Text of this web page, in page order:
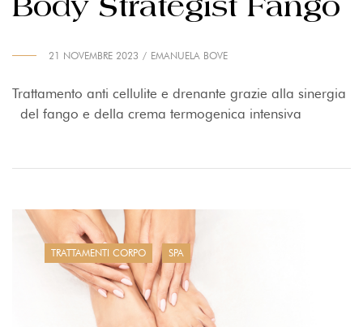
Body Strategist Fango
21 NOVEMBRE 2023 EMANUELA BOVE
Trattamento anti cellulite e drenante grazie alla sinergia
del fango e della crema termogenica intensiva
TRATTAMENTI CORPO SPA